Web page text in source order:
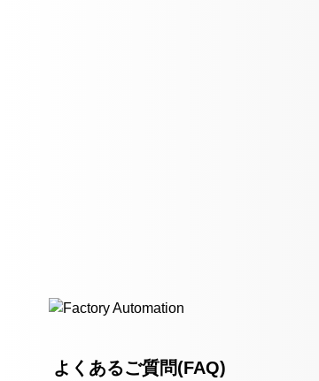
よくあるご質問(FAQ)